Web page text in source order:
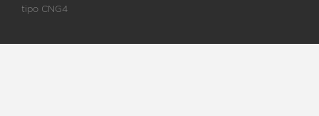
tipo CNG4